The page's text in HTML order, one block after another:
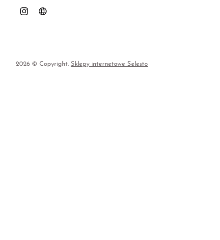
2026 © Copyright. Sklepy internetowe Selesto